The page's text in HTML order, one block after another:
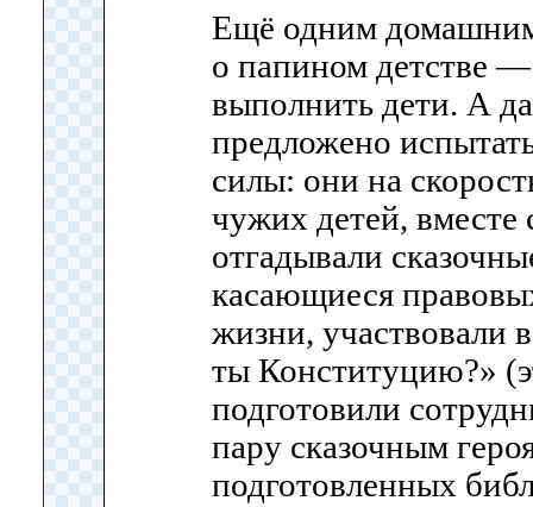
Ещё одним домашним
о папином детстве
выполнить дети. А
предложено
силы: они на
чужих детей,
отгадывали
касающиеся
жизни, участвовали
ты Конституцию?»
подготовили
пару сказочным
подготовленных